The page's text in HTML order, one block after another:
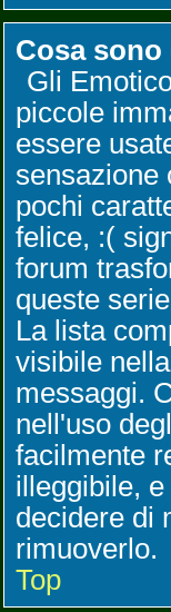
Cosa
Gli
piccole
essere
sensazione
pochi
felice, :(
forum
queste
La lista
visibile
messaggi.
nell'uso
facilmente
illeggibile,
decidere di
rimuoverlo.
Top